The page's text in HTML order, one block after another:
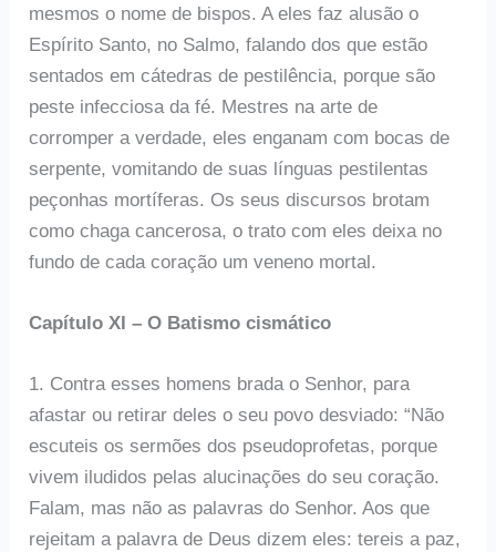
mesmos o nome de bispos. A eles faz alusão o
Espírito Santo, no Salmo, falando dos que estão
sentados em cátedras de pestilência, porque são
peste infecciosa da fé. Mestres na arte de
corromper a verdade, eles enganam com bocas de
serpente, vomitando de suas línguas pestilentas
peçonhas mortíferas. Os seus discursos brotam
como chaga cancerosa, o trato com eles deixa no
fundo de cada coração um veneno mortal.
Capítulo XI – O Batismo cismático
1. Contra esses homens brada o Senhor, para
afastar ou retirar deles o seu povo desviado: “Não
escuteis os sermões dos pseudoprofetas, porque
vivem iludidos pelas alucinações do seu coração.
Falam, mas não as palavras do Senhor. Aos que
rejeitam a palavra de Deus dizem eles: tereis a paz,